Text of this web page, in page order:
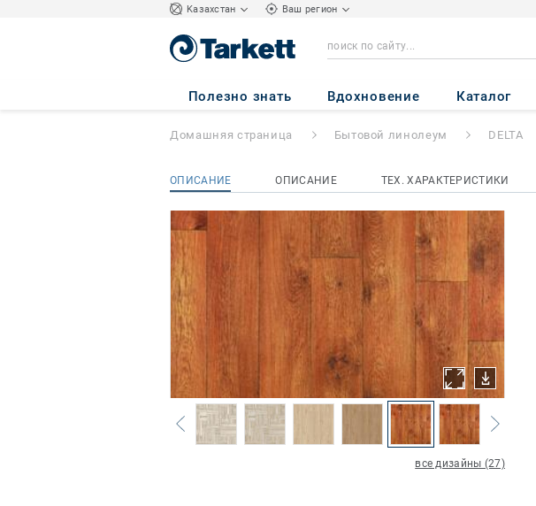
Kазахстан Ваш регион
Полезно знать Вдохновение Каталог
DELTA - Kent 2
Домашняя страница Бытовой линолеум DELTA
ОПИСАНИЕ ОПИСАНИЕ ТЕХ. ХАРАКТЕРИСТИКИ
все дизайны (27)